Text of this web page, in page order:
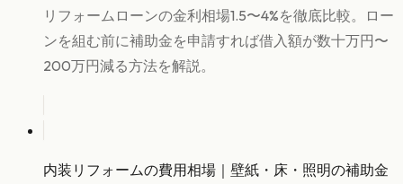
リフォームローンの金利相場1.5〜4%を徹底比較。ロー
ンを組む前に補助金を申請すれば借入額が数十万円〜
200万円減る方法を解説。
内装リフォームの費用相場｜壁紙・床・照明の補助金